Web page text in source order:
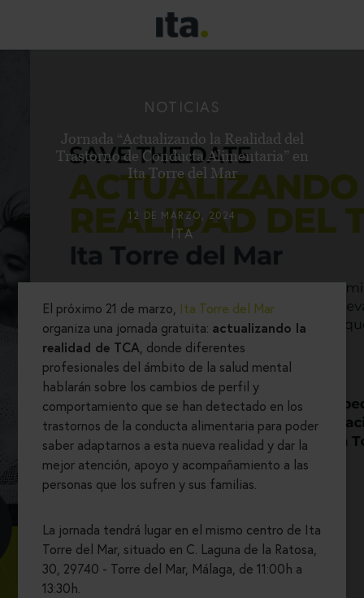
NOTICIAS
Jornada “Actualizando la Realidad del
Trastorno de Conducta Alimentaria” en
Ita Torre del Mar
12 DE MARZO, 2024
ITA
El próximo 21 de marzo, Ita Torre del Mar
organiza una jornada gratuita: actualizando la
realidad de TCA , donde diferentes
profesionales del ámbito de la salud mental
hablarán sobre los cambios de perfil y
comportamiento que se han detectado en los
trastornos de la conducta alimentaria para poder
saber adaptarnos a esta nueva realidad y dar la
mejor atención, apoyo y acompañamiento a las
personas que los sufren y sus familias.
La jornada tendrá lugar en el mismo centro de Ita
Torre del Mar, situado en C. Laguna de la Ratosa,
30, 29740 - Torre del Mar, Málaga, de 11:00h a
13:30h.